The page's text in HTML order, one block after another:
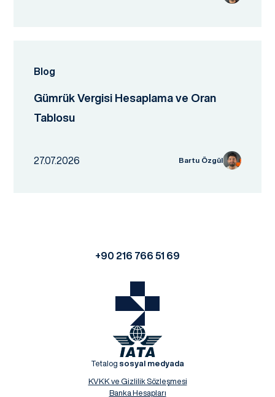
Blog
Gümrük Vergisi Hesaplama ve Oran
Tablosu
27.07.2026 Bartu Özgül
+90 216 766 51 69
Tetalog sosyal medyada
KVKK ve Gizlilik Sözleşmesi
Banka Hesapları